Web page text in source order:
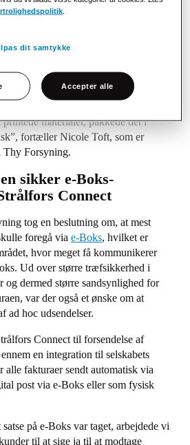
og krævede udprintning, frankering
forbundet med udsendelsen af breve
modtaget en regning fra os. Det blev
og vi havde brug for en anden
materialet, pakkede det i
fortæller Nicole Toft, som er
Thy Forsyning.
sikker e-Boks-
Connect
tog en beslutning om, at mest
foregå via e-Boks, hvilket er
hvor meget få kommunikerer
Ud over større træfsikkerhed i
og dermed større sandsynlighed for
var der også et ønske om at
ad hoc udsendelser.
Connect til forsendelse af
en integration til selskabets
alle fakturaer sendt automatisk via
post via e-Boks eller som fysisk
på e-Boks var taget, arbejdede vi
til at sige ja til at modtage
dit samtykke
Accepter alle